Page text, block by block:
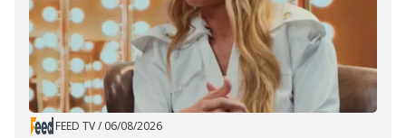
FEED TV/ 06/08/2026